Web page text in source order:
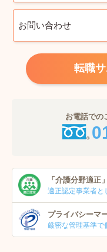
お問い合わせ
転職
お電話での
「介護分野適正」
適正認定事業者と
プライバシーマ
厳密な管理基準で